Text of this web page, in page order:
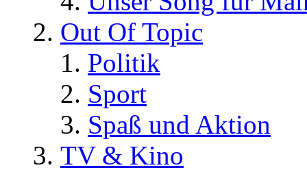
Out Of Topic
Politik
Sport
Spaß und Aktion
TV & Kino